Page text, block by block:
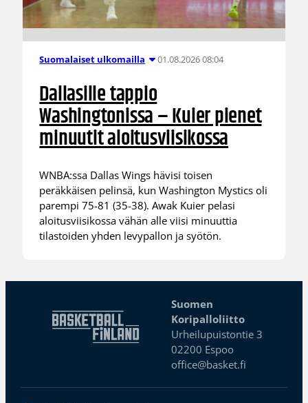
Suomalaiset ulkomailla 01.08.2026 08:04
Dallasille tappio
Washingtonissa – Kuier pienet
minuutit aloitusviisikossa
WNBA:ssa Dallas Wings hävisi toisen
peräkkäisen pelinsä, kun Washington Mystics oli
parempi 75-81 (35-38). Awak Kuier pelasi
aloitusviisikossa vähän alle viisi minuuttia
tilastoiden yhden levypallon ja syötön.
Suomen
Koripalloliitto
Urheilupuistontie 3
02200 Espoo
office@basket.fi